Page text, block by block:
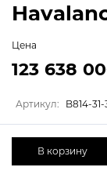
Цена
123 638
Артикул: B814-
В корзину